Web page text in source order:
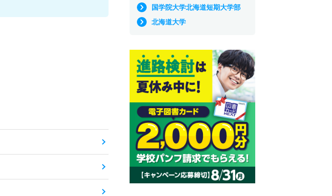
国学院大学北海道短期大学部
北海道大学